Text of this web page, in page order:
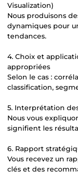
Visualization)
Nous produisons
dynamiques pour
tendances.
4. Choix et
appropriées
Selon le cas :
classification,
5. Interprétation
Nous vous
signifient les
6. Rapport
Vous recevez un
clés et des